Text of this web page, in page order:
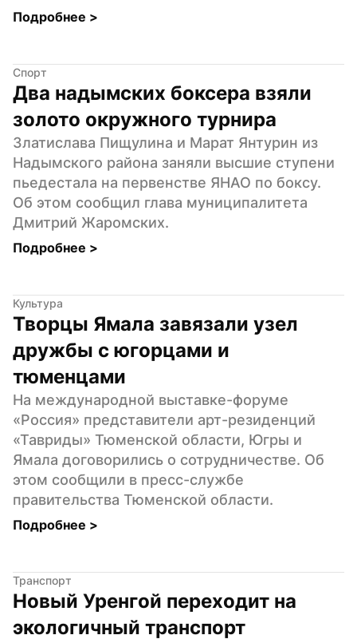
Подробнее >
Спорт
Два надымских боксера взяли
золото окружного турнира
Златислава Пищулина и Марат Янтурин из
Надымского района заняли высшие ступени
пьедестала на первенстве ЯНАО по боксу.
Об этом сообщил глава муниципалитета
Дмитрий Жаромских.
Подробнее >
Культура
Творцы Ямала завязали узел
дружбы с югорцами и
тюменцами
На международной выставке-форуме
«Россия» представители арт-резиденций
«Тавриды» Тюменской области, Югры и
Ямала договорились о сотрудничестве. Об
этом сообщили в пресс-службе
правительства Тюменской области.
Подробнее >
Транспорт
Новый Уренгой переходит на
экологичный транспорт